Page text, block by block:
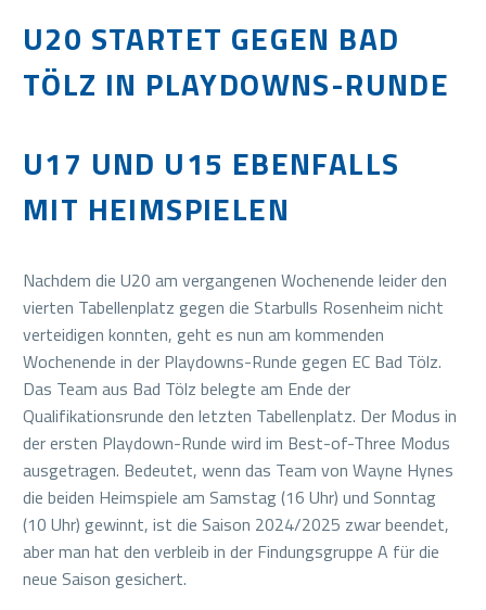
U20 STARTET GEGEN BAD
TÖLZ IN PLAYDOWNS-RUNDE
U17 UND U15 EBENFALLS
MIT HEIMSPIELEN
Nachdem die U20 am vergangenen Wochenende leider den
vierten Tabellenplatz gegen die Starbulls Rosenheim nicht
verteidigen konnten, geht es nun am kommenden
Wochenende in der Playdowns-Runde gegen EC Bad Tölz.
Das Team aus Bad Tölz belegte am Ende der
Qualifikationsrunde den letzten Tabellenplatz. Der Modus in
der ersten Playdown-Runde wird im Best-of-Three Modus
ausgetragen. Bedeutet, wenn das Team von Wayne Hynes
die beiden Heimspiele am Samstag (16 Uhr) und Sonntag
(10 Uhr) gewinnt, ist die Saison 2024/2025 zwar beendet,
aber man hat den verbleib in der Findungsgruppe A für die
neue Saison gesichert.